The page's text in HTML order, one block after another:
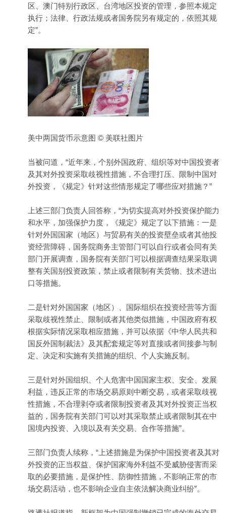
区、澳门特别行政区、台湾地区投资的管理，参照本规定
执行；法律、行政法规或者国务院另有规定的，依照其规
定”。
美中两国货币示意图 © 美联社图片
当被问道，“近年来，个别外国政府、组织等对中国投资者
及其对外投资采取歧视性措施，不合理打压、限制中国对
外投资，《规定》针对这些情形规定了哪些应对措施？”
上述三部门负责人回答称，“为切实提高对外投资保护能力
和水平，加强保护力度，《规定》规定了以下措施：一是
针对外国国家（地区）与贸易有关的投资壁垒或者其他投
资经营障碍，国务院商务主管部门可以自行或者会同有关
部门开展调查，国务院有关部门可以根据调查结果采取调
整有关国别投资政策，禁止或者限制有关货物、技术进出
口等措施。
二是针对外国国家（地区）、国际组织在投资经营等方面
采取歧视性禁止、限制或者其他类似措施，中国政府有权
根据实际情况采取相应措施，并可以依据《中华人民共和
国反外国制裁法》及其配套规定等对直接或者间接参与制
定、决定和实施有关措施的组织、个人实施反制。
三是针对外国组织、个人危害中国国家主权、安全、发展
利益，违反正常的市场交易原则中断交易，或者采取歧视
性措施，不合理剥夺或者限制投资者及其对外投资正当权
益的，国务院有关部门可以对其采取禁止或者限制其在中
国境内投资、入境以及有关交易、合作等措施”。
三部门负责人续称，“上述措施是为保护中国投资者及其对
外投资的正当权益、保护国家海外利益不受威胁侵害而采
取的必要措施，是保护性、防御性措施，不影响正常的市
场交易活动，也不影响企业自主依法解决商业纠纷”。